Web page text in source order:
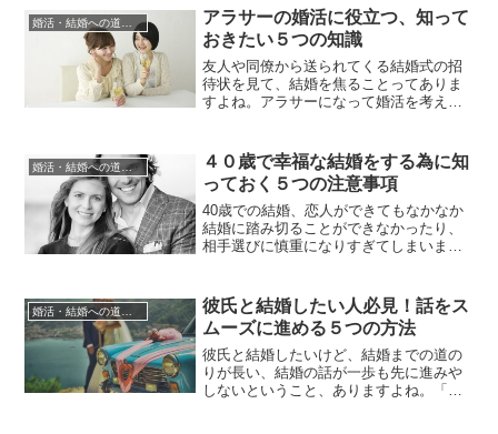
より若い女性を条件に設定していること
が多いようです。しかし４０歳だからと
いって結婚のチャンスが訪れないわけで
もありません……なぜなら「相手の女
性...
アラサーの婚活に役立つ、知って
おきたい５つの知識
友人や同僚から送られてくる結婚式の招
待状を見て、結婚を焦ることってありま
すよね。アラサーになって婚活を考える
が、アラサーに近づけば近づくほど、結
婚の話題が出るたびに、不安や焦りを感
じる人が多いもの。その結果、婚活パー
ティや街コンなど、さまざまな活動に...
婚活・結婚への道のり
４０歳で幸福な結婚をする為に知
っておく５つの注意事項
40歳での結婚、恋人ができてもなかなか
結婚に踏み切ることができなかったり、
相手選びに慎重になりすぎてしまいます
し、自分のことは棚にあげて「この年齢
まで結婚できないなんて、きっと何か理
由があるに違いない」という不安から二
の足を踏むこともあるでしょう。ま...
彼氏と結婚したい人必見！話をス
ムーズに進める５つの方法
彼氏と結婚したいけど、結婚までの道の
りが長い、結婚の話が一歩も先に進みや
しないということ、ありますよね。「結